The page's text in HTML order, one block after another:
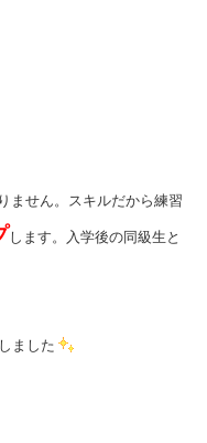
ません。スキルだから練習
します。入学後の同級生と
ました